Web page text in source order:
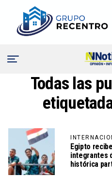
Todas las
Egipto
integrantes
histórica